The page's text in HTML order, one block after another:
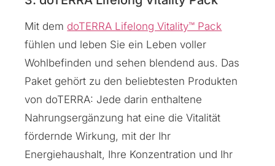
Mit dem doTERRA Lifelong Vitality™ Pack
fühlen und leben Sie ein Leben voller
Wohlbefinden und sehen blendend aus. Das
Paket gehört zu den beliebtesten Produkten
von doTERRA: Jede darin enthaltene
Nahrungsergänzung hat eine die Vitalität
fördernde Wirkung, mit der Ihr
Energiehaushalt, Ihre Konzentration und Ihr